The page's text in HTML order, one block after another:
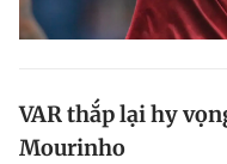
VAR thắp lại hy
Mourinho